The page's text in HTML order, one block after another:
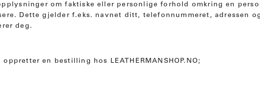
om faktiske eller personlige forhold omkring en
Dette gjelder f.eks. navnet ditt, telefonnummeret, adressen
deg.
en bestilling hos LEATHERMANSHOP.NO;